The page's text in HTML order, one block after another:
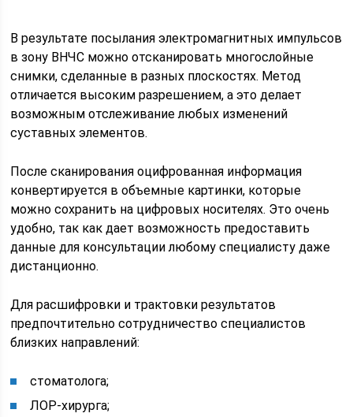
В результате посылания электромагнитных импульсов
в зону ВНЧС можно отсканировать многослойные
снимки, сделанные в разных плоскостях. Метод
отличается высоким разрешением, а это делает
возможным отслеживание любых изменений
суставных элементов.
После сканирования оцифрованная информация
конвертируется в объемные картинки, которые
можно сохранить на цифровых носителях. Это очень
удобно, так как дает возможность предоставить
данные для консультации любому специалисту даже
дистанционно.
Для расшифровки и трактовки результатов
предпочтительно сотрудничество специалистов
близких направлений:
стоматолога;
ЛОР-хирурга;